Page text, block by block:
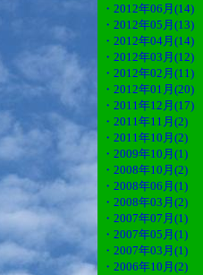
・2012年06月(14)
・2012年05月(13)
・2012年04月(14)
・2012年03月(12)
・2012年02月(11)
・2012年01月(20)
・2011年12月(17)
・2011年11月(2)
・2011年10月(2)
・2009年10月(1)
・2008年10月(2)
・2008年06月(1)
・2008年03月(2)
・2007年07月(1)
・2007年05月(1)
・2007年03月(1)
・2006年10月(2)